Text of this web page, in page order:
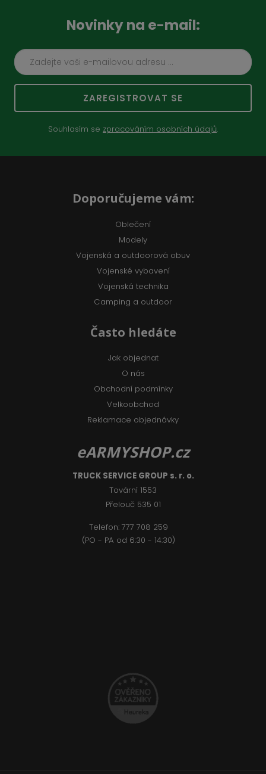
Novinky na e-mail:
ZAREGISTROVAT SE
Souhlasím se zpracováním osobních údajů.
Doporučujeme vám:
Oblečení
Modely
Vojenská a outdoorová obuv
Vojenské vybavení
Vojenská technika
Camping a outdoor
Často hledáte
Jak objednat
O nás
Obchodní podmínky
Velkoobchod
Reklamace objednávky
eARMYSHOP.cz
TRUCK SERVICE GROUP s. r. o.
Tovární 1553
Přelouč 535 01
Telefon: 777 708 259
(PO - PA od 6:30 - 14:30)